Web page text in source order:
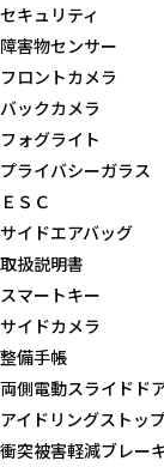
セキュリティ
障害物センサー
フロントカメラ
バックカメラ
フォグライト
プライバシーガラス
ＥＳＣ
サイドエアバッグ
取扱説明書
スマートキー
サイドカメラ
整備手帳
両側電動スライドド
アイドリングストッ
衝突被害軽減ブレー